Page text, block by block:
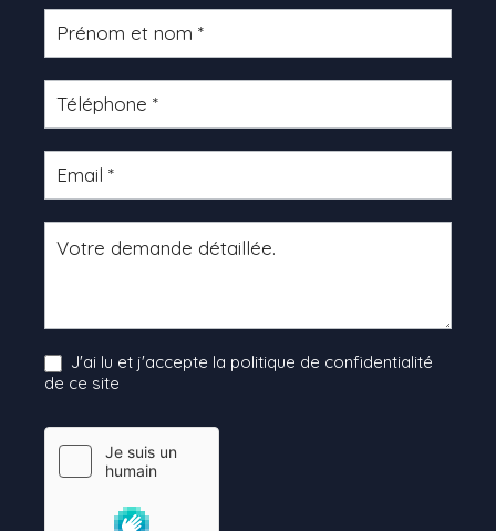
Formulaire
produit
J'ai lu et j'accepte la politique de confidentialité
de ce site